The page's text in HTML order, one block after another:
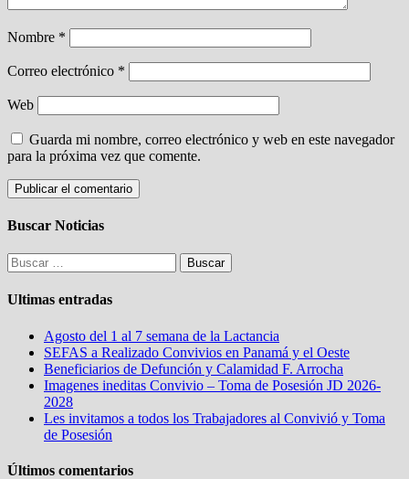
Nombre *
Correo electrónico *
Web
Guarda mi nombre, correo electrónico y web en este navegador
para la próxima vez que comente.
Buscar Noticias
Buscar:
Ultimas entradas
Agosto del 1 al 7 semana de la Lactancia
SEFAS a Realizado Convivios en Panamá y el Oeste
Beneficiarios de Defunción y Calamidad F. Arrocha
Imagenes ineditas Convivio – Toma de Posesión JD 2026-
2028
Les invitamos a todos los Trabajadores al Convivió y Toma
de Posesión
Últimos comentarios